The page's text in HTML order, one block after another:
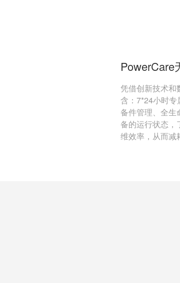
PowerCare
凭借创新技术和
含：7*24小时专
备件管理、全生
备的运行状态，
维效率，从而减